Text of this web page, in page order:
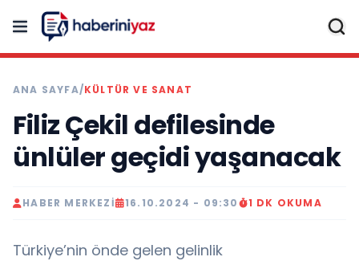
ANA SAYFA/KÜLTÜR VE SANAT
Filiz Çekil defilesinde
ünlüler geçidi yaşanacak
HABER MERKEZI 16.10.2024 - 09:30 1 DK OKUMA
Türkiye’nin önde gelen gelinlik